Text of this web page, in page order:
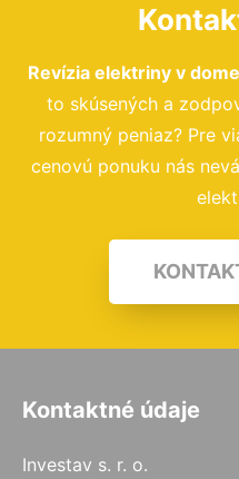
Revízia elektriny v
to skúsených a
rozumný peniaz? Pre
cenovú ponuku nás
Kontaktné údaje
Investav s. r. o.